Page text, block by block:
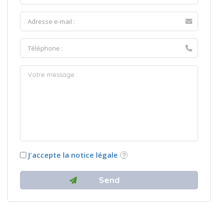
J'accepte la notice légale